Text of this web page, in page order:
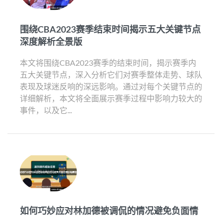
围绕CBA2023赛季结束时间揭示五大关键节点
深度解析全景版
本文将围绕CBA2023赛季的结束时间，揭示赛季内
五大关键节点，深入分析它们对赛季整体走势、球队
表现及球迷反响的深远影响。通过对每个关键节点的
详细解析，本文将全面展示赛季过程中影响力较大的
事件，以及它...
如何巧妙应对林加德被调侃的情况避免负面情